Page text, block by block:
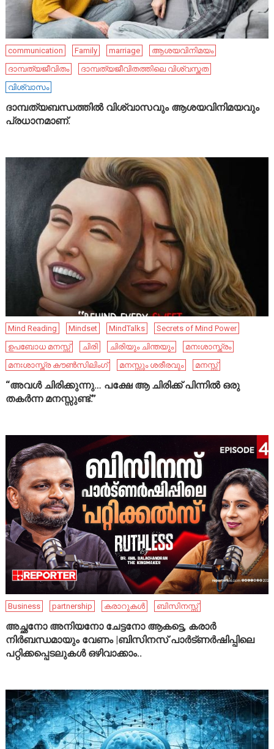
communication Family marriage
ആശയവിനിമയം
ദാമ്പത്യജീവിതം
ദാമ്പത്യജീവിതത്തിലെ വിശ്വസ്തത
വിശ്വാസം
ദാമ്പത്യബന്ധത്തിൽ വിശ്വാസവും ആശയവിനിമയവും
പ്രധാനമാണ്.
Mind Reading Mindset MindTalks
Secrets of Mind Power
ഉപബോധ മനസ്സ്
ചിരി ചിരിയും ചിന്തയും
മനഃശാസ്ത്രം
മനഃശാസ്ത്ര കൗൺസിലിംഗ്
മനസ്സും ശരീരവും മനസ്സ്
“അവൾ ചിരിക്കുന്നു… പക്ഷേ ആ ചിരിക്ക് പിന്നിൽ ഒരു
തകർന്ന മനസ്സുണ്ട്.”
Business partnership കരാറുകൾ ബിസിനസ്സ്
അച്ഛനോ അനിയനോ ചേട്ടനോ ആകട്ടെ, കരാർ
നിർബന്ധമായും വേണം |ബിസിനസ് പാർട്ണർഷിപ്പിലെ
പറ്റിക്കപ്പെടലുകൾ ഒഴിവാക്കാം..